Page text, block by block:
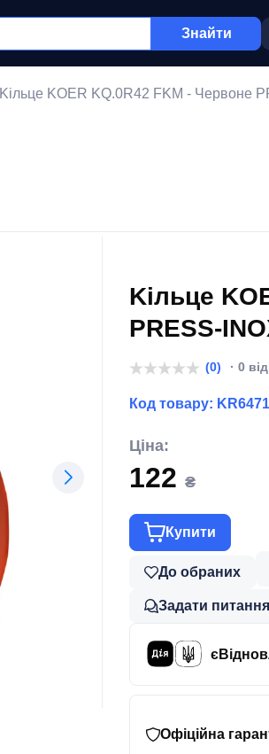
Знайти
Kiльцe KOER KQ.0R42 FKM - Чepвоне
Kiльцe
PRESS-
(0) · 0
Код товару: KR6471
Ціна:
122 ₴
Купити
До обраних
Задати
Офіційна